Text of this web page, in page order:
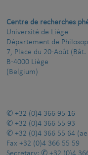
Centre de recherches
Université de Liège
Département de
7, Place du 20-Août (Bât.
B-4000 Liège
(Belgium)
+32 (0)4 366 95 16
+32 (0)4 366 55 93
+32 (0)4 366 55 64
Fax +32 (0)4 366 55 59